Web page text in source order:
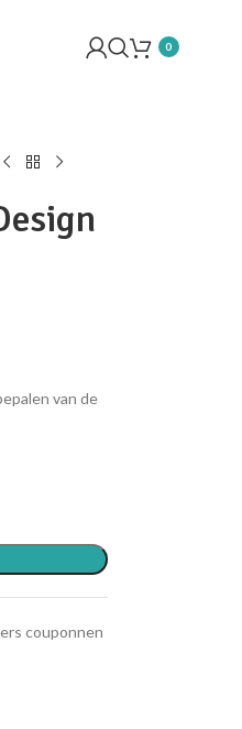
0
van de
couponnen